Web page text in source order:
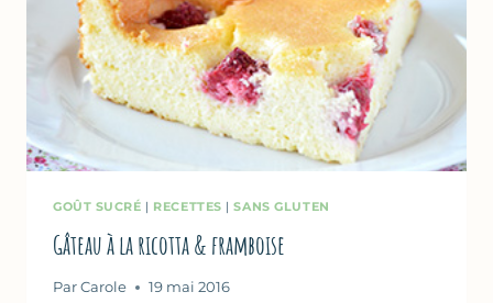
GOÛT SUCRÉ | RECETTES |SANS GLUTEN
Gâteau à la ricotta & framboise
Par Carole 19 mai 2016